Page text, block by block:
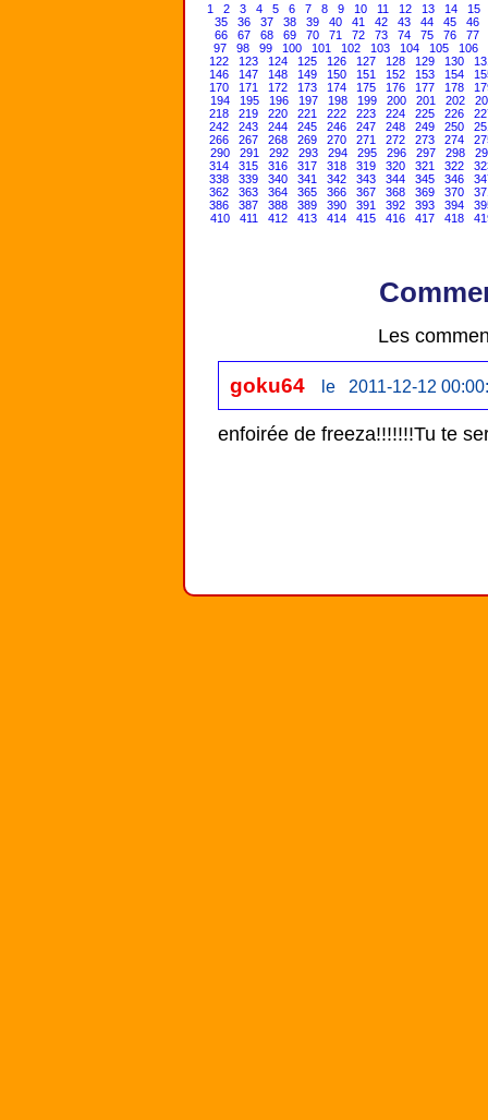
1 2 3 4 5 6 7 8 9 10 11 12 13 14
15
35
36 37 38 39 40 41 42 43 44 45
46
66
67 68 69 70 71 72 73 74 75 76
77
97
98 99 100 101 102 103 104 105
106
122
123 124 125 126 127 128 129 130
146
147 148 149 150 151 152 153 154
170
171 172 173 174 175 176 177 178
194
195 196 197 198 199 200 201 202
218
219 220 221 222 223 224 225 226
242
243 244 245 246 247 248 249 250
266
267 268 269 270 271 272 273 274
290
291 292 293 294 295 296 297 298
314
315 316 317 318 319 320 321 322
338
339 340 341 342 343 344 345 346
362
363 364 365 366 367 368 369 370
386
387 388 389 390 391 392 393 394
410
411 412 413 414 415 416 417 418
Les
goku64 le 2011-12-12
enfoirée de freeza!!!!!!!Tu te